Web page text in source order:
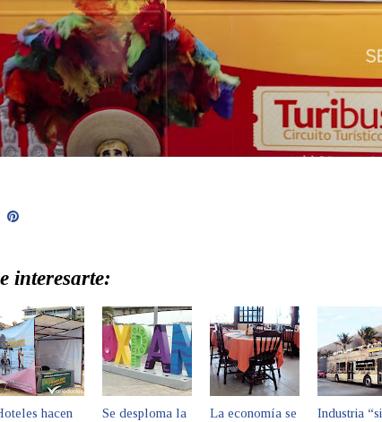
interesarte:
hacen
Se desploma la
La economía se
Industria